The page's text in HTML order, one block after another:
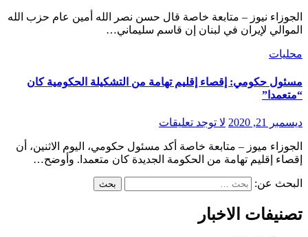
الموالي لإيران في لبنان إن قاسم سليماني…
محليات
مسئول حكومي: إقصاء إقليم تهامة من التشكيلة الحكومية كان
“متعمدا”
ديسمبر 21, 2020 لا توجد تعليقات
إقصاء إقليم تهامة من الحكومة الجديدة كان متعمدا. وأوضح…
البحث عن:
تصنيفات الاخبار